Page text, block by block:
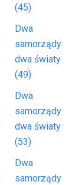
(45)
Dwa
samorządy
dwa światy
(49)
Dwa
samorządy
dwa światy
(53)
Dwa
samorządy